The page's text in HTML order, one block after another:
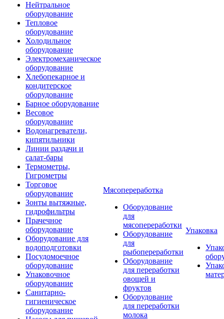
Нейтральное
оборудование
Тепловое
оборудование
Холодильное
оборудование
Электромеханическое
оборудование
Хлебопекарное и
кондитерское
оборудование
Барное оборудование
Весовое
оборудование
Водонагреватели,
кипятильники
Линии раздачи и
салат-бары
Термометры,
Гигрометры
Торговое
оборудование
Зонты вытяжные,
гидрофильтры
Прачечное
оборудование
Оборудование для
водоподготовки
Посудомоечное
оборудование
Упаковочное
оборудование
Санитарно-
гигиеническое
оборудование
Мясопереработка
Оборудование
для
мясопереработки
Оборудование
для
рыбопереработки
Оборудование
для переработки
овощей и
фруктов
Оборудование
для переработки
молока
Упаковка